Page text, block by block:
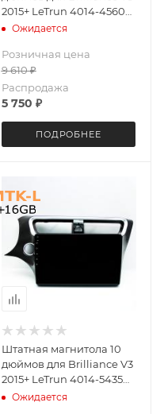
2015+ LeTrun 4014-4560
XY Android 10 MTK-L 2+16
Ожидается
Розничная цена
9 610₽
Распродажа
5 750 ₽
ПОДРОБНЕЕ
Штатная магнитола 10
дюймов для Brilliance V3
2015+ LeTrun 4014-5435
JAC Android 8 MTK-L 1+16
Ожидается